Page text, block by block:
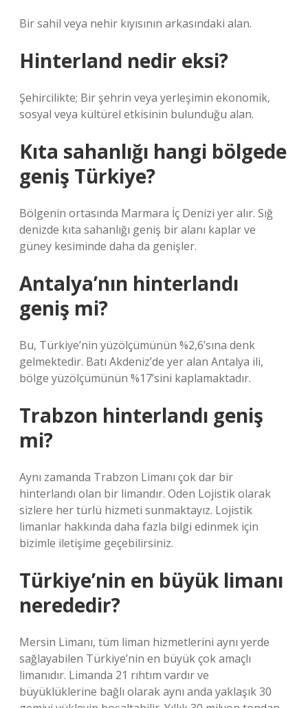
Bir sahil veya nehir kıyısının arkasındaki alan.
Hinterland nedir eksi?
Şehircilikte; Bir şehrin veya yerleşimin ekonomik,
sosyal veya kültürel etkisinin bulunduğu alan.
Kıta sahanlığı hangi bölgede
geniş Türkiye?
Bölgenin ortasında Marmara İç Denizi yer alır. Sığ
denizde kıta sahanlığı geniş bir alanı kaplar ve
güney kesiminde daha da genişler.
Antalya’nın hinterlandı
geniş mi?
Bu, Türkiye’nin yüzölçümünün %2,6’sına denk
gelmektedir. Batı Akdeniz’de yer alan Antalya ili,
bölge yüzölçümünün %17’sini kaplamaktadır.
Trabzon hinterlandı geniş
mi?
Aynı zamanda Trabzon Limanı çok dar bir
hinterlandı olan bir limandır. Oden Lojistik olarak
sizlere her türlü hizmeti sunmaktayız. Lojistik
limanlar hakkında daha fazla bilgi edinmek için
bizimle iletişime geçebilirsiniz.
Türkiye’nin en büyük limanı
nerededir?
Mersin Limanı, tüm liman hizmetlerini aynı yerde
sağlayabilen Türkiye’nin en büyük çok amaçlı
limanıdır. Limanda 21 rıhtım vardır ve
büyüklüklerine bağlı olarak aynı anda yaklaşık 30